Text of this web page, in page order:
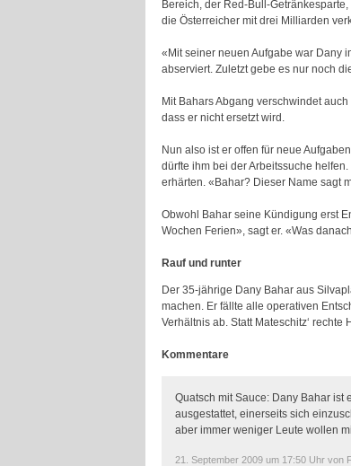
Bereich, der Red-Bull-
die Österreicher mit drei Milliarden
«Mit seiner neuen Aufgabe war Dany
abserviert. Zuletzt gebe es nur noch
Mit Bahars Abgang verschwindet
dass er nicht ersetzt wird.
Nun also ist er offen für neue
dürfte ihm bei der Arbeitssuche
erhärten. «Bahar? Dieser Name sagt
Obwohl Bahar seine Kündigung erst
Wochen Ferien», sagt er. «Was
Rauf und runter
Der 35-jährige Dany Bahar aus
machen. Er fällte alle operativen
Verhältnis ab. Statt Mateschitz‘
Kommentare
Quatsch mit Sauce: Dany Bahar
ausgestattet, einerseits sich
aber immer weniger Leute wollen
21. September 2009 um 17:50 Uhr von